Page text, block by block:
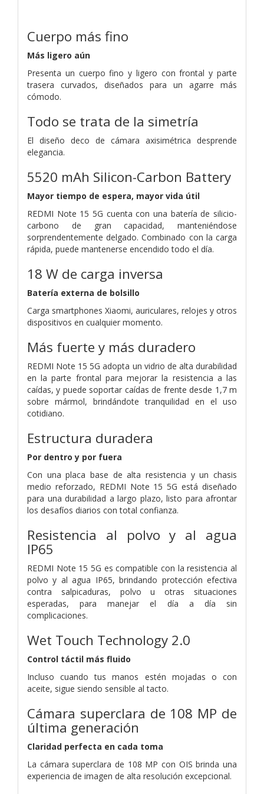
Cuerpo más fino
Más ligero aún
Presenta un cuerpo fino y ligero con frontal y parte
trasera curvados, diseñados para un agarre más
cómodo.
Todo se trata de la simetría
El diseño deco de cámara axisimétrica desprende
elegancia.
5520 mAh Silicon-Carbon Battery
Mayor tiempo de espera, mayor vida útil
REDMI Note 15 5G cuenta con una batería de silicio-
carbono de gran capacidad, manteniéndose
sorprendentemente delgado. Combinado con la carga
rápida, puede mantenerse encendido todo el día.
18 W de carga inversa
Batería externa de bolsillo
Carga smartphones Xiaomi, auriculares, relojes y otros
dispositivos en cualquier momento.
Más fuerte y más duradero
REDMI Note 15 5G adopta un vidrio de alta durabilidad
en la parte frontal para mejorar la resistencia a las
caídas, y puede soportar caídas de frente desde 1,7 m
sobre mármol, brindándote tranquilidad en el uso
cotidiano.
Estructura duradera
Por dentro y por fuera
Con una placa base de alta resistencia y un chasis
medio reforzado, REDMI Note 15 5G está diseñado
para una durabilidad a largo plazo, listo para afrontar
los desafíos diarios con total confianza.
Resistencia al polvo y al agua
IP65
REDMI Note 15 5G es compatible con la resistencia al
polvo y al agua IP65, brindando protección efectiva
contra salpicaduras, polvo u otras situaciones
esperadas, para manejar el día a día sin
complicaciones.
Wet Touch Technology 2.0
Control táctil más fluido
Incluso cuando tus manos estén mojadas o con
aceite, sigue siendo sensible al tacto.
Cámara superclara de 108 MP de
última generación
Claridad perfecta en cada toma
La cámara superclara de 108 MP con OIS brinda una
experiencia de imagen de alta resolución excepcional.